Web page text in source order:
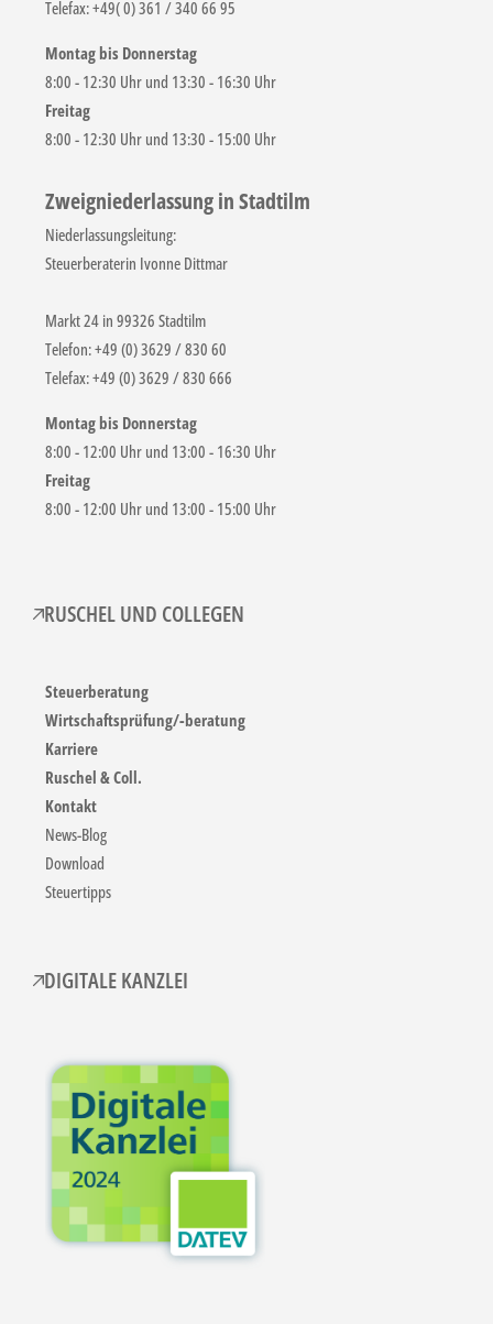
Telefax: +49( 0) 361 / 340 66 95
Montag bis Donnerstag
8:00 - 12:30 Uhr und 13:30 - 16:30 Uhr
Freitag
8:00 - 12:30 Uhr und 13:30 - 15:00 Uhr
Zweigniederlassung in Stadtilm
Niederlassungsleitung:
Steuerberaterin Ivonne Dittmar
Markt 24 in 99326 Stadtilm
Telefon: +49 (0) 3629 / 830 60
Telefax: +49 (0) 3629 / 830 666
Montag bis Donnerstag
8:00 - 12:00 Uhr und 13:00 - 16:30 Uhr
Freitag
8:00 - 12:00 Uhr und 13:00 - 15:00 Uhr
RUSCHEL UND COLLEGEN
Steuerberatung
Wirtschaftsprüfung/-beratung
Karriere
Ruschel & Coll.
Kontakt
News-Blog
Download
Steuertipps
DIGITALE KANZLEI